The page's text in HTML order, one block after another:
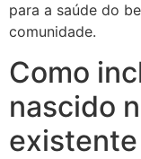
para a saúde do
comunidade.
Como
nascido
existente